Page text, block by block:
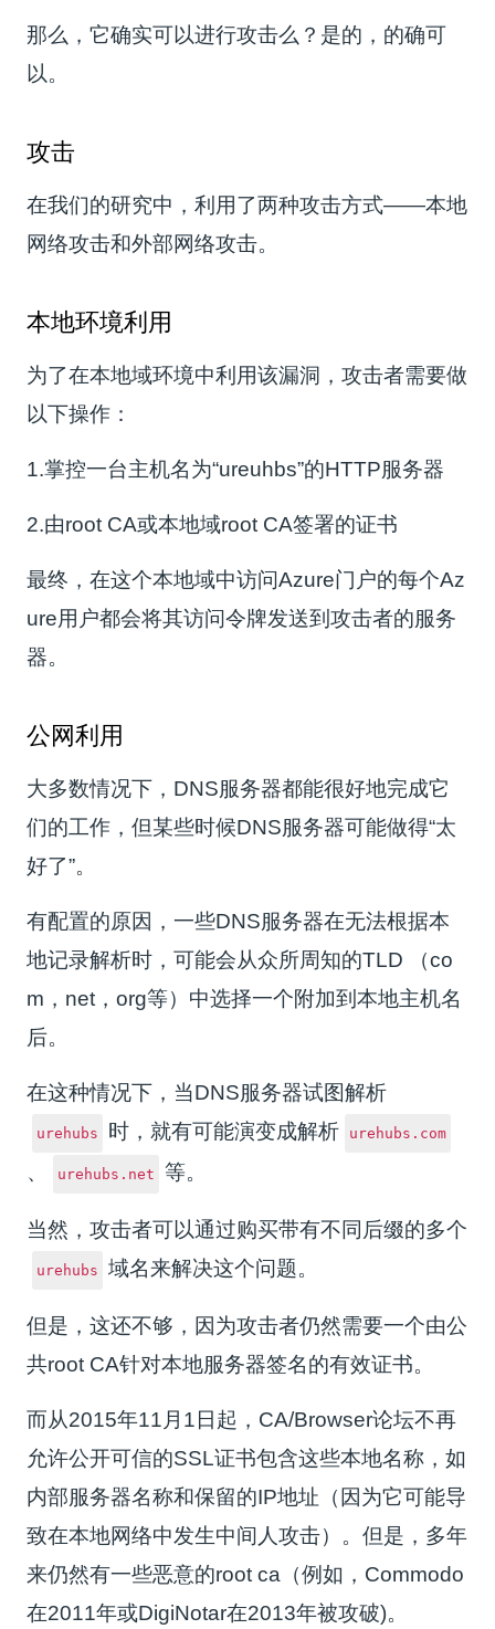
那么，它确实可以进行攻击么？是的，的确可
以。
攻击
在我们的研究中，利用了两种攻击方式——本地
网络攻击和外部网络攻击。
本地环境利用
为了在本地域环境中利用该漏洞，攻击者需要做
以下操作：
1.掌控一台主机名为“ureuhbs”的HTTP服务器
2.由root CA或本地域root CA签署的证书
最终，在这个本地域中访问Azure门户的每个Az
ure用户都会将其访问令牌发送到攻击者的服务
器。
公网利用
大多数情况下，DNS服务器都能很好地完成它
们的工作，但某些时候DNS服务器可能做得“太
好了”。
有配置的原因，一些DNS服务器在无法根据本
地记录解析时，可能会从众所周知的TLD （co
m，net，org等）中选择一个附加到本地主机名
后。
在这种情况下，当DNS服务器试图解析
urehubs 时，就有可能演变成解析 urehubs.com
、 urehubs.net 等。
当然，攻击者可以通过购买带有不同后缀的多个
urehubs 域名来解决这个问题。
但是，这还不够，因为攻击者仍然需要一个由公
共root CA针对本地服务器签名的有效证书。
而从2015年11月1日起，CA/Browser论坛不再
允许公开可信的SSL证书包含这些本地名称，如
内部服务器名称和保留的IP地址（因为它可能导
致在本地网络中发生中间人攻击）。但是，多年
来仍然有一些恶意的root ca（例如，Commodo
在2011年或DigiNotar在2013年被攻破)。